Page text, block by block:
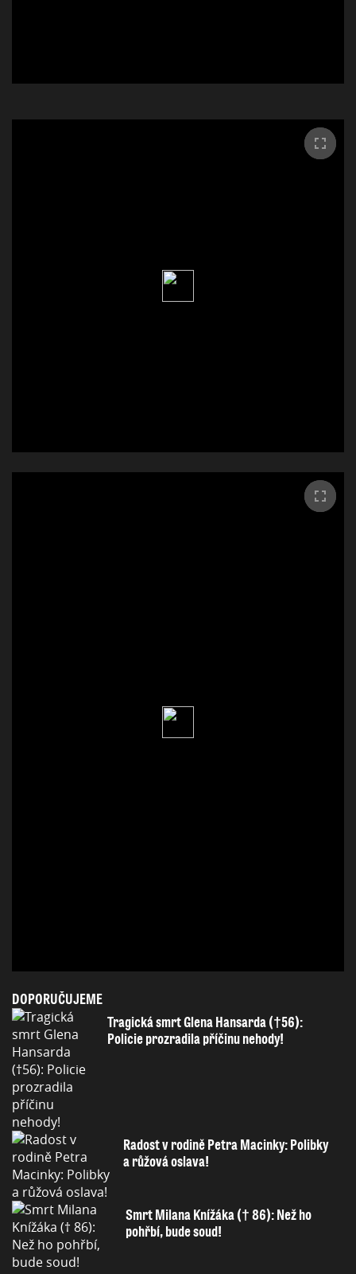
DOPORUČUJEME
Tragická smrt Glena Hansarda (†56):
Policie prozradila příčinu nehody!
Radost v rodině Petra Macinky: Polibky
a růžová oslava!
Smrt Milana Knížáka († 86): Než ho
pohřbí, bude soud!